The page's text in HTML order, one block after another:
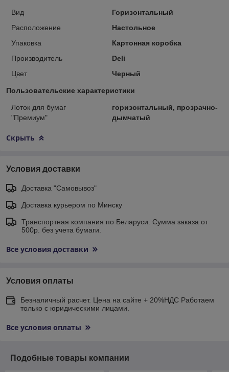
Вид
Горизонтальный
Расположение
Настольное
Упаковка
Картонная коробка
Производитель
Deli
Цвет
Черный
Пользовательские характеристики
Лоток для бумаг
"Премиум"
горизонтальный, прозрачно-
дымчатый
Скрыть
Условия доставки
Доставка "Самовывоз"
Доставка курьером по Минску
Транспортная компания по Беларуси. Сумма заказа от
500р. без учета бумаги.
Все условия доставки
Условия оплаты
Безналичный расчет. Цена на сайте + 20%НДС Работаем
только с юридическими лицами.
Все условия оплаты
Подобные товары компании